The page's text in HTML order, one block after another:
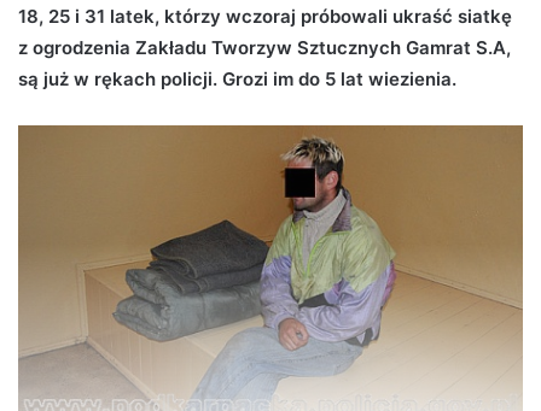
d
a
n
m
18, 25 i 31 latek, którzy wczoraj próbowali ukraść siatkę
z ogrodzenia Zakładu Tworzyw Sztucznych Gamrat S.A,
są już w rękach policji. Grozi im do 5 lat wiezienia.